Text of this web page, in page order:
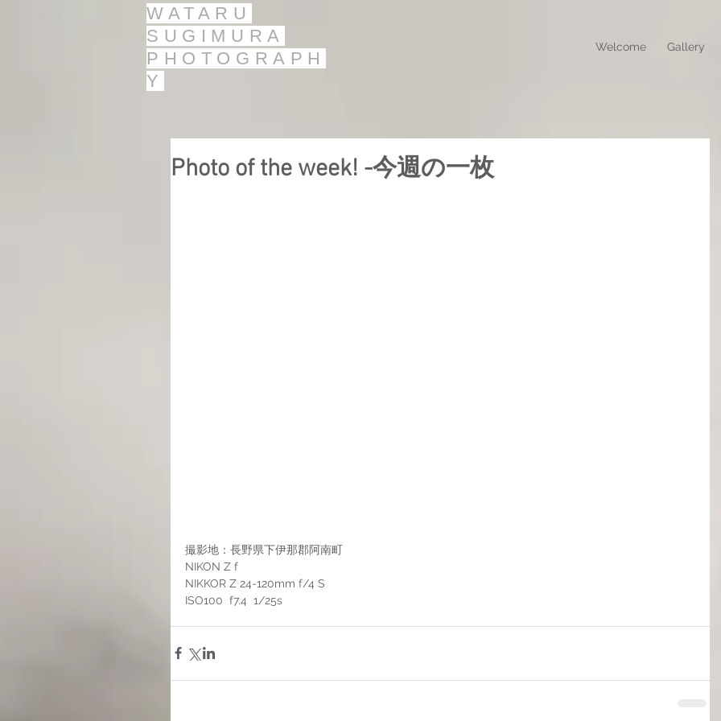
Welcome Gallery
WATARU
SUGIMURA
PHOTOGRAPH
Y
Photo of the week! -今週の一枚
撮影地：長野県下伊那郡阿南町
NIKON Z f
NIKKOR Z 24-120mm f/4 S
ISO100  f7.4  1/25s